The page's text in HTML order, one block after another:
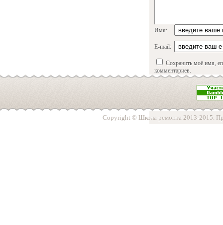
Имя:
E-mail:
Сохранить моё имя,
комментариев.
Copyright © Школа ремонта 2013-2015.